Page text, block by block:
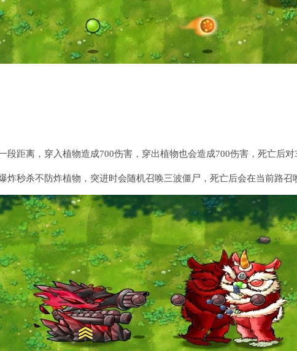
段距离，穿入植物造成700伤害，穿出植物也会造成700伤害，死亡后对
炸秒杀不防炸植物，突进时会随机召唤三波僵尸，死亡后会在当前路召